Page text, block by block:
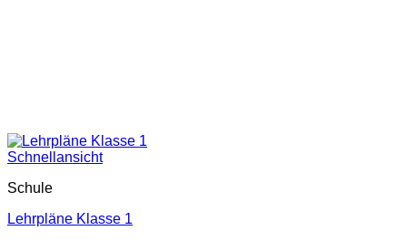
Schnellansicht
Schule
Lehrpläne Klasse 1